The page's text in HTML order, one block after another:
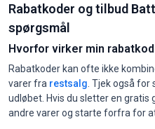
Rabatkoder og tilbud
spørgsmål
Hvorfor virker min
Rabatkoder kan ofte ikke
varer fra restsalg . Tjek også
udløbet. Hvis du sletter en gratis
andre varer og starte forfra for